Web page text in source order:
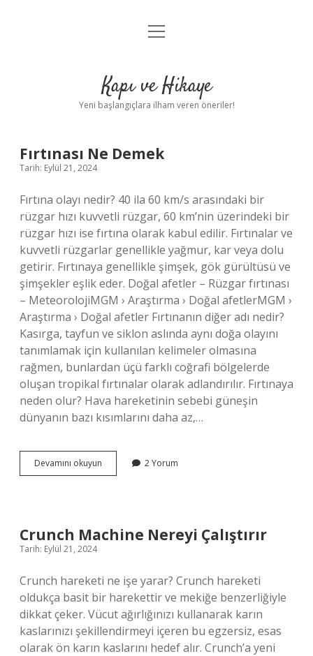
Anasayfa
Yasal Uyarı
menüyü
Kapı ve Hikaye
Yeni başlangıçlara ilham veren öneriler!
Kapı
ve
Hikaye
Yazılar
Fırtınası Ne Demek
Tarih: Eylül 21, 2024
Fırtına olayı nedir? 40 ila 60 km/s arasındaki bir
rüzgar hızı kuvvetli rüzgar, 60 km’nin üzerindeki bir
rüzgar hızı ise fırtına olarak kabul edilir. Fırtınalar ve
kuvvetli rüzgarlar genellikle yağmur, kar veya dolu
getirir. Fırtınaya genellikle şimşek, gök gürültüsü ve
şimşekler eşlik eder. Doğal afetler – Rüzgar fırtınası
– MeteorolojiMGM › Araştırma › Doğal afetlerMGM ›
Araştırma › Doğal afetler Fırtınanın diğer adı nedir?
Kasırga, tayfun ve siklon aslında aynı doğa olayını
tanımlamak için kullanılan kelimeler olmasına
rağmen, bunlardan üçü farklı coğrafi bölgelerde
oluşan tropikal fırtınalar olarak adlandırılır. Fırtınaya
neden olur? Hava hareketinin sebebi güneşin
dünyanın bazı kısımlarını daha az,…
Devamını okuyun
Ne
2 Yorum
Crunch Machine Nereyi Çalıştırır
Tarih: Eylül 21, 2024
Crunch hareketi ne işe yarar? Crunch hareketi
oldukça basit bir harekettir ve mekiğe benzerliğiyle
dikkat çeker. Vücut ağırlığınızı kullanarak karın
kaslarınızı şekillendirmeyi içeren bu egzersiz, esas
olarak ön karın kaslarını hedef alır. Crunch’a yeni